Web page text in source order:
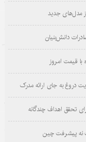
مدل‌های جدید
دانش‌بنیان
قیمت امروز
دروغ به جای ارائه مدرک
تحقق اهداف چندگانه
نه پیشرفت چین